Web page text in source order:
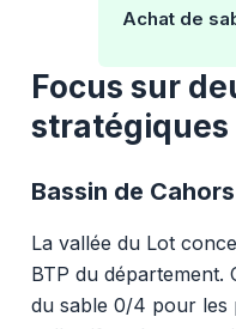
Achat de
Focus sur
stratégiques
Bassin de
La vallée du Lot
BTP du
du sable 0/4 pour les